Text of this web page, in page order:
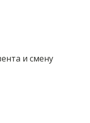
и смену